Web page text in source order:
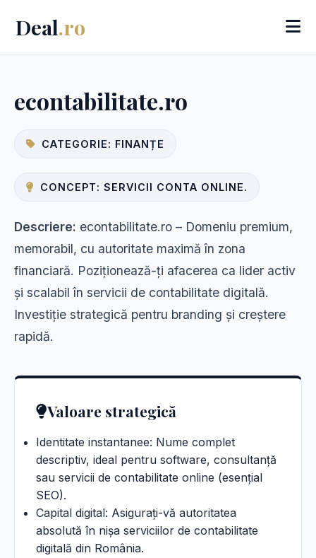
Deal.ro
econtabilitate.ro
CATEGORIE: FINANȚE
CONCEPT: SERVICII CONTA ONLINE.
Descriere: econtabilitate.ro – Domeniu premium,
memorabil, cu autoritate maximă în zona
financiară. Poziționează-ți afacerea ca lider activ
și scalabil în servicii de contabilitate digitală.
Investiție strategică pentru branding și creștere
rapidă.
Valoare strategică
Identitate instantanee: Nume complet
descriptiv, ideal pentru software, consultanță
sau servicii de contabilitate online (esențial
SEO).
Capital digital: Asigurați-vă autoritatea
absolută în nișa serviciilor de contabilitate
digitală din România.